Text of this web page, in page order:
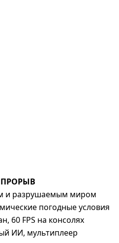
и разрушаемым миром
погодные условия
60 FPS на консолях
ИИ, мультиплеер